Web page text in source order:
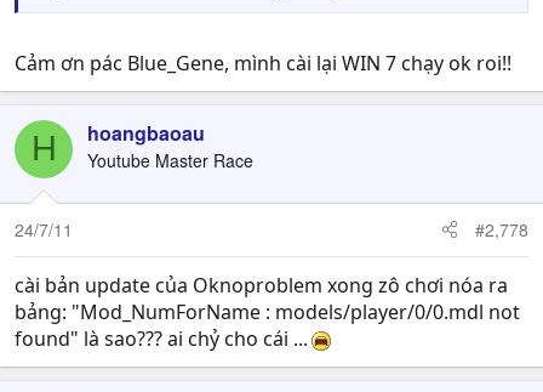
Cảm ơn pác Blue_Gene, mình cài lại WIN 7 chạy ok roi!!
H hoangbaoau
Youtube Master Race
24/7/11 #2,778
cài bản update của Oknoproblem xong zô chơi nóa ra
bảng: "Mod_NumForName : models/player/0/0.mdl not
found" là sao??? ai chỷ cho cái ...